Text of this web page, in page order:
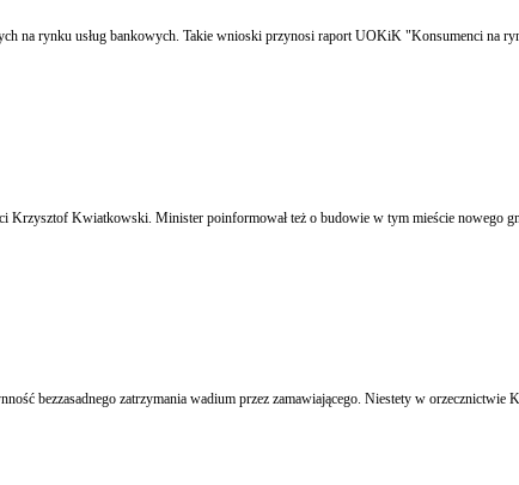
na rynku usług bankowych. Takie wnioski przynosi raport UOKiK "Konsumenci na
Kwiatkowski. Minister poinformował też o budowie w tym mieście nowego
bezzasadnego zatrzymania wadium przez zamawiającego. Niestety w